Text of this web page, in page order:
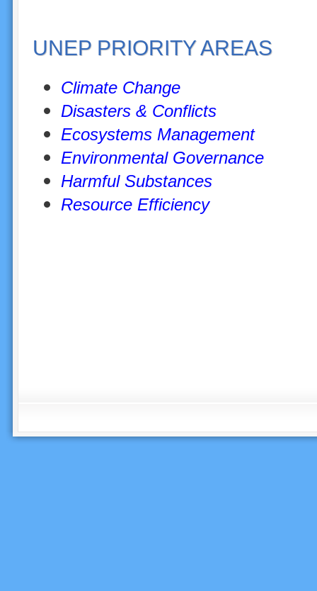
UNEP PRIORITY AREAS
Climate Change
Disasters & Conflicts
Ecosystems Management
Environmental Governance
Harmful Substances
Resource Efficiency